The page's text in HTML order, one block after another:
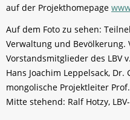
auf der Projekthomepage
Auf dem Foto zu sehen:
Verwaltung und Bevölkerung.
Vorstandsmitglieder des LBV
Hans Joachim Leppelsack,
mongolische Projektleiter
Mitte stehend: Ralf Hotzy,